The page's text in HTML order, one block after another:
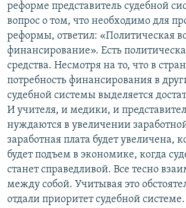
реформе представитель судебной
вопрос о том, что необходимо для
реформы, ответил: «Политическая
финансирование». Есть
средства. Несмотря на то, что в
потребность финансирования в
судебной системы выделяется
И учителя, и медики, и
нуждаются в увеличении
заработная плата будет увеличена,
будет подъем в экономике, когда
станет справедливой. Все тесно
между собой. Учитывая это
отдали приоритет судебной